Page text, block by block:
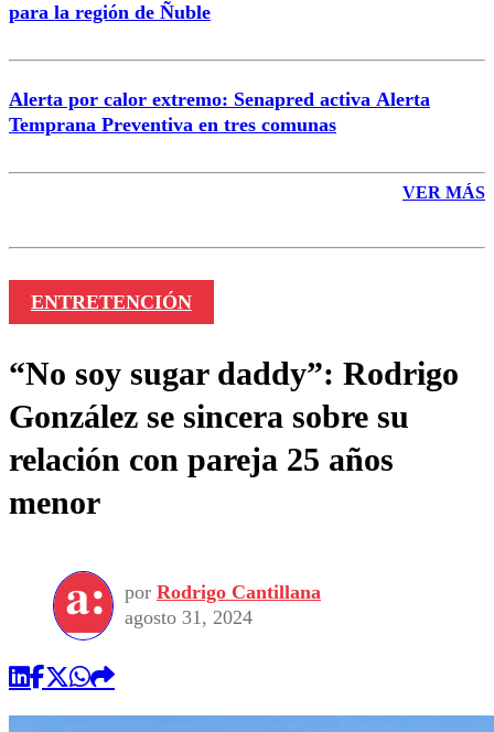
para la región de Ñuble
Alerta por calor extremo: Senapred activa Alerta
Temprana Preventiva en tres comunas
VER MÁS
ENTRETENCIÓN
“No soy sugar daddy”: Rodrigo
González se sincera sobre su
relación con pareja 25 años
menor
por Rodrigo Cantillana
agosto 31, 2024